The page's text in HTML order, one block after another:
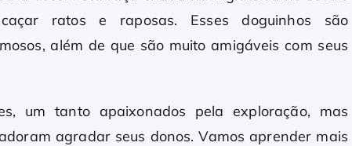
ratos e raposas. Esses doguinhos são
além de que são muito amigáveis com seus
um tanto apaixonados pela exploração, mas
agradar seus donos. Vamos aprender mais